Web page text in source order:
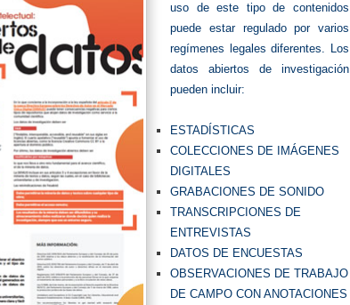
uso de este tipo de contenidos
puede estar regulado por varios
regímenes legales diferentes. Los
datos abiertos de investigación
pueden incluir:
ESTADÍSTICAS
COLECCIONES DE IMÁGENES
DIGITALES
GRABACIONES DE SONIDO
TRANSCRIPCIONES DE
ENTREVISTAS
DATOS DE ENCUESTAS
OBSERVACIONES DE TRABAJO
DE CAMPO CON ANOTACIONES